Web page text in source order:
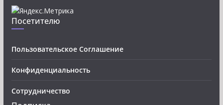
Посетителю
Пользовательское Соглашение
Конфиденциальность
Сотрудничество